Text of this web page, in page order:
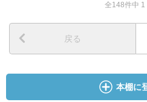
全148件中 1
戻る
本棚に